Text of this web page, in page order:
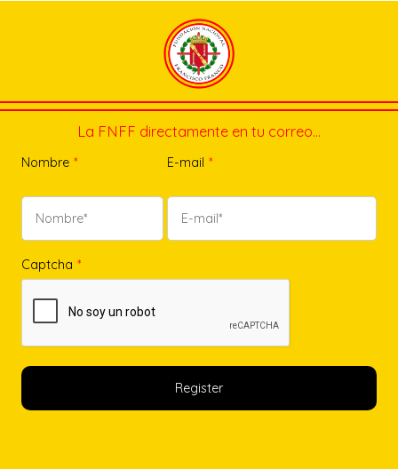
La FNFF directamente en tu correo…
Nombre * E-mail *
Captcha *